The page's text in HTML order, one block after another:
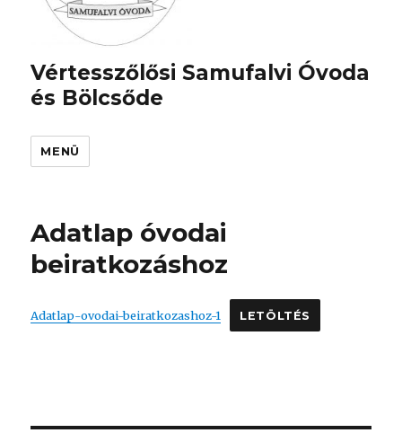
Vértesszőlősi Samufalvi Óvoda
és Bölcsőde
MENÜ
Adatlap óvodai
beiratkozáshoz
Adatlap-ovodai-beiratkozashoz-1 LETÖLTÉS